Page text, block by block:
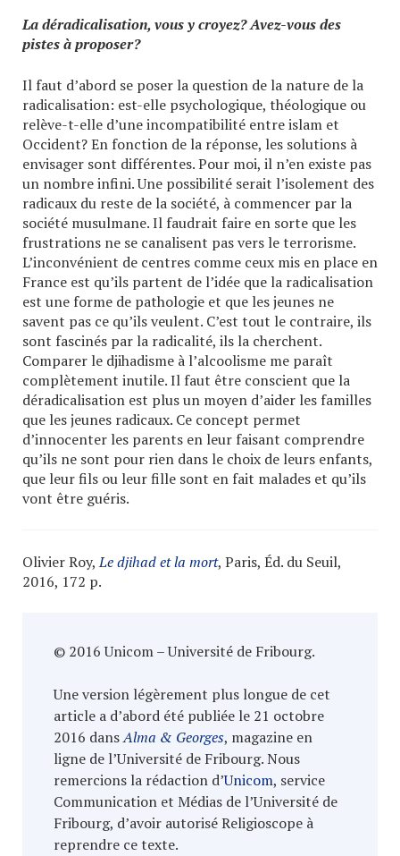
La déradicalisation, vous y croyez? Avez-vous des
pistes à proposer?
Il faut d’abord se poser la question de la nature de la
radicalisation: est-elle psychologique, théologique ou
relève-t-elle d’une incompatibilité entre islam et
Occident? En fonction de la réponse, les solutions à
envisager sont différentes. Pour moi, il n’en existe pas
un nombre infini. Une possibilité serait l’isolement des
radicaux du reste de la société, à commencer par la
société musulmane. Il faudrait faire en sorte que les
frustrations ne se canalisent pas vers le terrorisme.
L’inconvénient de centres comme ceux mis en place en
France est qu’ils partent de l’idée que la radicalisation
est une forme de pathologie et que les jeunes ne
savent pas ce qu’ils veulent. C’est tout le contraire, ils
sont fascinés par la radicalité, ils la cherchent.
Comparer le djihadisme à l’alcoolisme me paraît
complètement inutile. Il faut être conscient que la
déradicalisation est plus un moyen d’aider les familles
que les jeunes radicaux. Ce concept permet
d’innocenter les parents en leur faisant comprendre
qu’ils ne sont pour rien dans le choix de leurs enfants,
que leur fils ou leur fille sont en fait malades et qu’ils
vont être guéris.
Olivier Roy,Le djihad et la mort, Paris, Éd. du Seuil,
2016, 172 p.
© 2016 Unicom – Université de Fribourg.
Une version légèrement plus longue de cet
article a d’abord été publiée le 21 octobre
2016 dansAlma & Georges, magazine en
ligne de l’Université de Fribourg. Nous
remercions la rédaction d’Unicom, service
Communication et Médias de l’Université de
Fribourg, d’avoir autorisé Religioscope à
reprendre ce texte.